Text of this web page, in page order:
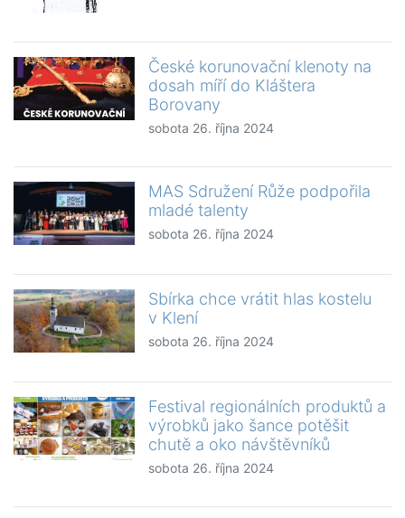
České korunovační klenoty na
dosah míří do Kláštera
Borovany
sobota 26. října 2024
MAS Sdružení Růže podpořila
mladé talenty
sobota 26. října 2024
Sbírka chce vrátit hlas kostelu
v Klení
sobota 26. října 2024
Festival regionálních produktů a
výrobků jako šance potěšit
chutě a oko návštěvníků
sobota 26. října 2024